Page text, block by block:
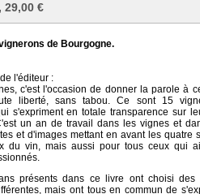
29,00 €
de Bourgogne.
l'éditeur :
c'est l'occasion de donner la parole à
liberté, sans tabou. Ce sont 15
s'expriment en totale transparence sur
un an de travail dans les vignes et
et d'images mettant en avant les quatre
du vin, mais aussi pour tous ceux qui
présents dans ce livre ont choisi
mais ont tous en commun de